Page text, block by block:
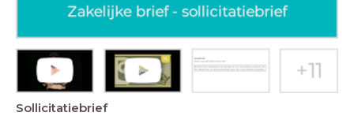
Sollicitatiebrief